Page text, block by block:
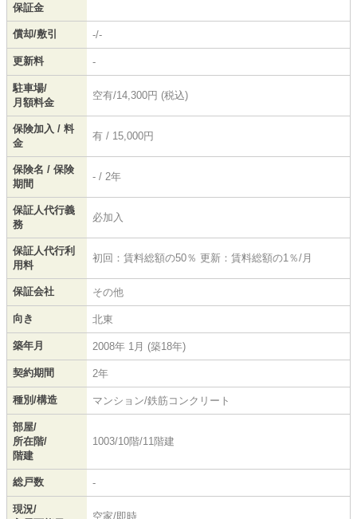
保証金
償却/敷引 -/-
更新料 -
駐車場/
月額料金
空有/14,300円 (税込)
保険加入 / 料
金
有 / 15,000円
保険名 / 保険
期間
- / 2年
保証人代行義
務
必加入
保証人代行利
用料
初回：賃料総額の50％ 更新：賃料総額の1％/月
保証会社 その他
向き 北東
築年月 2008年 1月 (築18年)
契約期間 2年
種別/構造 マンション/鉄筋コンクリート
部屋/
所在階/
階建
1003/10階/11階建
総戸数 -
現況/
空家/即時